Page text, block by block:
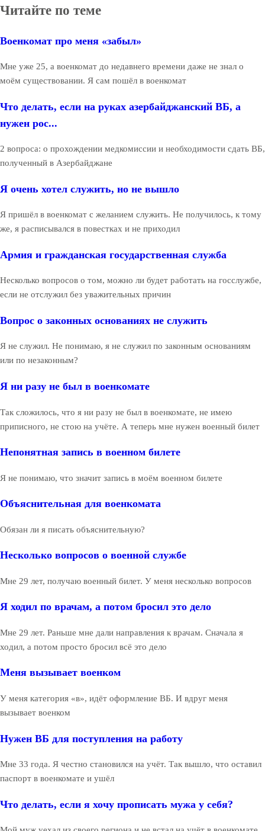
Читайте по теме
Военкомат про меня «забыл»
Мне уже 25, а военкомат до недавнего времени даже не знал о
моём существовании. Я сам пошёл в военкомат
Что делать, если на руках азербайджанский ВБ, а
нужен рос...
2 вопроса: о прохождении медкомиссии и необходимости сдать ВБ,
полученный в Азербайджане
Я очень хотел служить, но не вышло
Я пришёл в военкомат с желанием служить. Не получилось, к тому
же, я расписывался в повестках и не приходил
Армия и гражданская государственная служба
Несколько вопросов о том, можно ли будет работать на госслужбе,
если не отслужил без уважительных причин
Вопрос о законных основаниях не служить
Я не служил. Не понимаю, я не служил по законным основаниям
или по незаконным?
Я ни разу не был в военкомате
Так сложилось, что я ни разу не был в военкомате, не имею
приписного, не стою на учёте. А теперь мне нужен военный билет
Непонятная запись в военном билете
Я не понимаю, что значит запись в моём военном билете
Объяснительная для военкомата
Обязан ли я писать объяснительную?
Несколько вопросов о военной службе
Мне 29 лет, получаю военный билет. У меня несколько вопросов
Я ходил по врачам, а потом бросил это дело
Мне 29 лет. Раньше мне дали направления к врачам. Сначала я
ходил, а потом просто бросил всё это дело
Меня вызывает военком
У меня категория «в», идёт оформление ВБ. И вдруг меня
вызывает военком
Нужен ВБ для поступления на работу
Мне 33 года. Я честно становился на учёт. Так вышло, что оставил
паспорт в военкомате и ушёл
Что делать, если я хочу прописать мужа у себя?